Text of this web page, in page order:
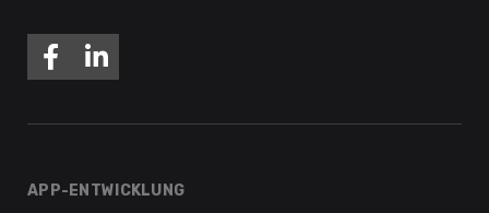
APP-ENTWICKLUNG